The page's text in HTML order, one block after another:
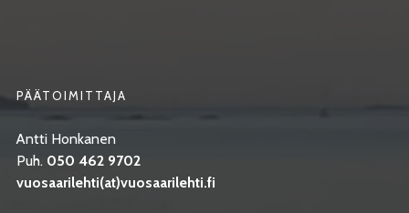
PÄÄTOIMITTAJA
Antti Honkanen
Puh. 050 462 9702
vuosaarilehti(at)vuosaarilehti.fi